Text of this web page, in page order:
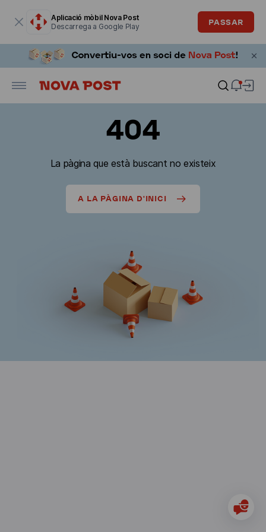
Aplicació mòbil Nova Post
Descarrega a Google Play
PASSAR
404
La pàgina que està buscant no existeix
A LA PÀGINA D'INICI